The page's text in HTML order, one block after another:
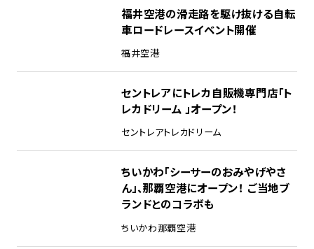
福井空港の滑走路を駆け抜ける自転
車ロードレースイベント開催
福井空港
セントレアにトレカ自販機専門店「ト
レカドリーム 」オープン！
セントレアトレカドリーム
ちいかわ「シーサーのおみやげやさ
ん」、那覇空港にオープン！ ご当地ブ
ランドとのコラボも
ちいかわ那覇空港